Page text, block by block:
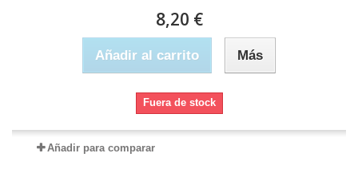
8,20 €
Añadir al carrito Más
Fuera de stock
Añadir para comparar